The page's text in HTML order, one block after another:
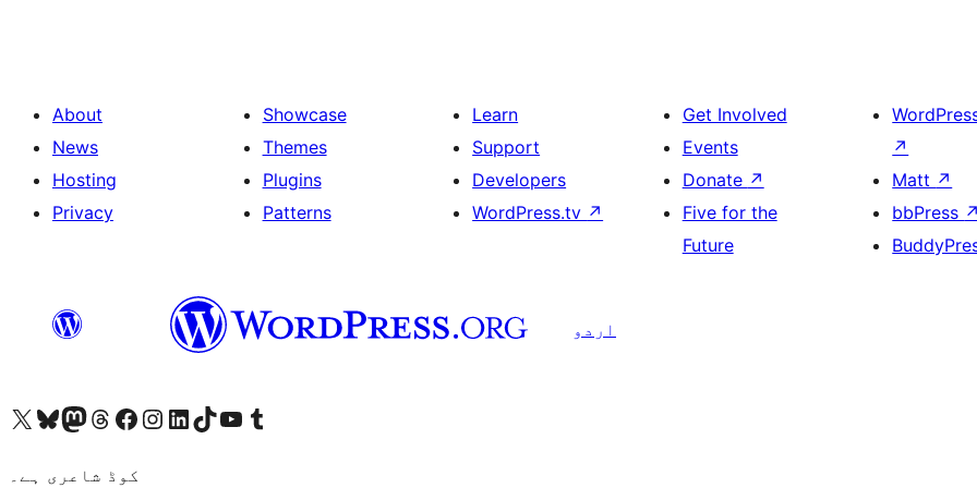
About
News
Hosting
Privacy
Showcase
Themes
Plugins
Patterns
Learn
Support
Developers
WordPress.tv ↗
Get Involved
Events
Donate ↗
Five for the
Future
↗
Matt ↗
bbPress ↗
اردو
Visit our X (formerly Twitter) account
ہمارے بلیواسکائی اکاؤنٹ پر جائیں
Visit our Mastodon account
ہمارے ٹھریڈز اکاؤنٹ پر جائیں
Visit our Facebook page
Visit our Instagram account
Visit our LinkedIn account
ہمارے ٹک ٹاک اکاؤنٹ پر جائیں
Visit our YouTube channel
ہمارے ٹمبلر اکاؤنٹ پر جائیں
کوڈ شاعری ہے۔